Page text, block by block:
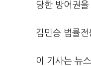
당한 방어권
김민승 법률
이 기사는 뉴